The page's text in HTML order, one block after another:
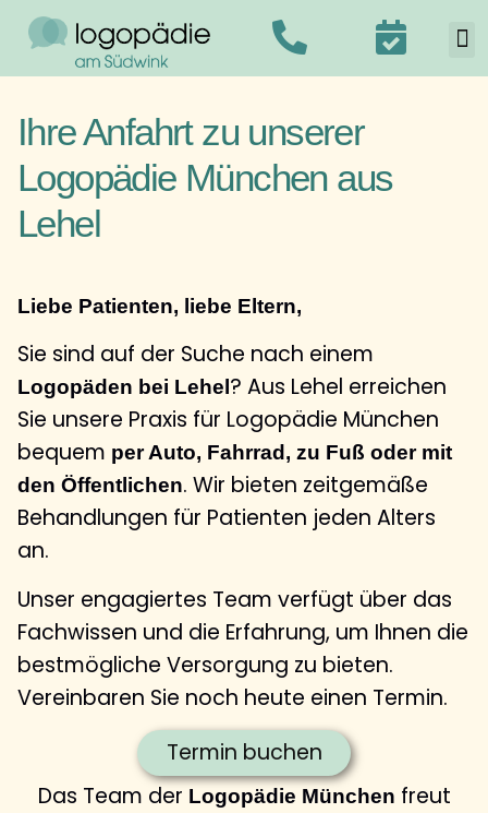
Ihre Anfahrt zu unserer
Logopädie München aus
Lehel
Liebe Patienten, liebe Eltern,
Sie sind auf der Suche nach einem
Logopäden bei Lehel ? Aus Lehel erreichen
Sie unsere Praxis für Logopädie München
bequem per Auto, Fahrrad, zu Fuß oder mit
den Öffentlichen. Wir bieten zeitgemäße
Behandlungen für Patienten jeden Alters
an.
Unser engagiertes Team verfügt über das
Fachwissen und die Erfahrung, um Ihnen die
bestmögliche Versorgung zu bieten.
Vereinbaren Sie noch heute einen Termin.
Termin buchen
Das Team der Logopädie München freut